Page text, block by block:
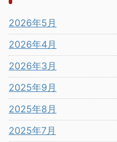
2026年5月
2026年4月
2026年3月
2025年9月
2025年8月
2025年7月